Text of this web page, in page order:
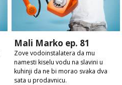
Mali Marko ep. 81
Zove vodoinstalatera da mu
namesti kiselu vodu na slavini u
kuhinji da ne bi morao svaka dva
sata u prodavnicu.